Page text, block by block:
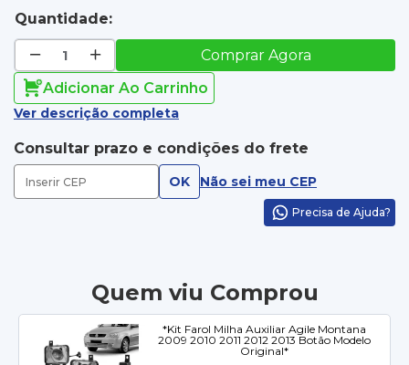
Quantidade:
Comprar Agora
Adicionar Ao Carrinho
Ver descrição completa
Consultar prazo e condições do frete
OK Não sei meu CEP
Precisa de Ajuda?
Quem viu Comprou
*Kit Farol Milha Auxiliar Agile Montana
2009 2010 2011 2012 2013 Botão Modelo
Original*